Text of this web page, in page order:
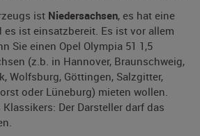
ist Niedersachsen, es hat eine
es ist einsatzbereit. Es ist vor allem
Sie einen Opel Olympia 51 1,5
(z.b. in Hannover, Braunschweig,
Wolfsburg, Göttingen, Salzgitter,
oder Lüneburg) mieten wollen.
Der Darsteller darf das